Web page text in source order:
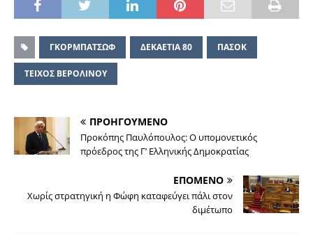
ΓΚΟΡΜΠΑΤΣΩΦ ΔΕΚΑΕΤΙΑ 80 ΠΑΣΟΚ
ΤΕΙΧΟΣ ΒΕΡΟΛΙΝΟΥ
ΠΡΟΗΓΟΥΜΕΝΟ
Προκόπης Παυλόπουλος: O υπομονετικός
πρόεδρος της Γ’ Ελληνικής Δημοκρατίας
ΕΠΟΜΕΝΟ
Χωρίς στρατηγική η Φώφη καταφεύγει πάλι στον
διμέτωπο